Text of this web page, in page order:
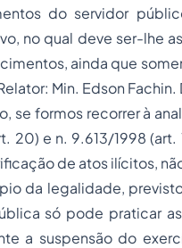
do servidor
no qual deve ser-lhe
ainda que
Min. Edson
se formos recorrer à
20) e n. 9.613/1998
de atos ilícitos,
da legalidade,
só pode praticar
a suspensão do